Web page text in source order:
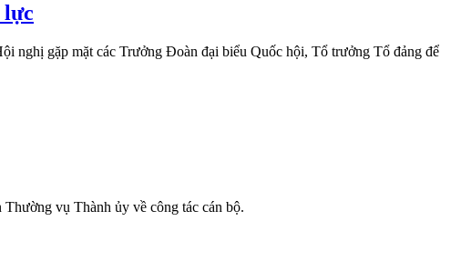
lực
gặp mặt các Trưởng Đoàn đại biểu Quốc hội, Tổ trưởng Tổ đảng để
vụ Thành ủy về công tác cán bộ.